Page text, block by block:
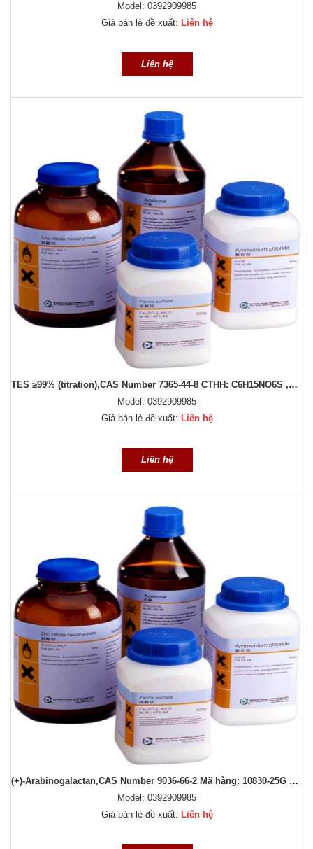
Model: 0392909985
Giá bán lẻ đề xuất: Liên hệ
Liên hệ
TES ≥99% (titration),CAS Number 7365-44-8 CTHH: C6H15NO6S ,Sigma-Aldrich ,100g
Model: 0392909985
Giá bán lẻ đề xuất: Liên hệ
Liên hệ
(+)-Arabinogalactan,CAS Number 9036-66-2 Mã hàng: 10830-25G Xuất xứ: Sigma - Aldrich
Model: 0392909985
Giá bán lẻ đề xuất: Liên hệ